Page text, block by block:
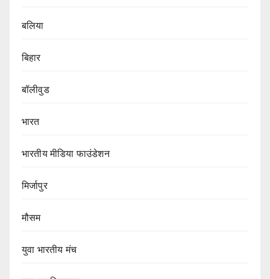
बलिया
बिहार
बॉलीवुड
भारत
भारतीय मीडिया फाउंडेशन
मिर्जापुर
मौसम
युवा भारतीय मंच